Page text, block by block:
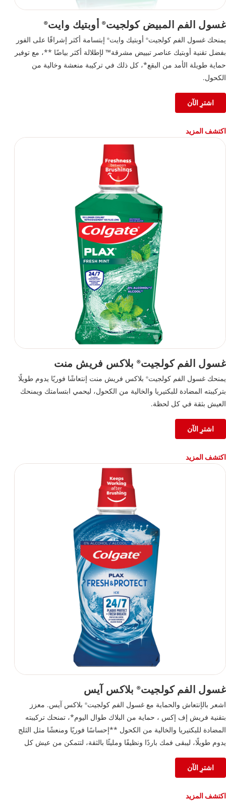
غسول الفم المبيض كولجيت®أوبتيك وايت®
يمنحك غسول الفم كولجيت® أوبتيك وايت® إبتسامة أكثر إشراقًا على الفور
بفضل تقنية أوبتيك عناصر تبييض مشرقة™ لإطلالة أكثر بياضًا **، مع توفير
حماية طويلة الأمد من البقع*، كل ذلك في تركيبة منعشة وخالية من
الكحول.
اشترِ الآن
اكتشف المزيد
غسول الفم كولجيت®بلاكس فريش منت
يمنحك غسول الفم كولجيت® بلاكس فريش منت إنتعاشًا فوريًا يدوم طويلًا
بتركيبته المضادة للبكتيريا والخالية من الكحول، ليحمي ابتسامتك ويمنحك
العيش بثقة في كل لحظة.
اشترِ الآن
اكتشف المزيد
غسول الفم كولجيت®بلاكس آيس
اشعر بالإنتعاش والحماية مع غسول الفم كولجيت® بلاكس آيس. معزز
بتقنية فريش إف إكس ، حماية من البلاك طوال اليوم*، تمنحك تركيبته
المضادة للبكتيريا والخالية من الكحول **إحساسًا فوريًا ومنعشًا مثل الثلج
يدوم طويلًا، ليبقى فمك باردًا ونظيفًا ومليئًا بالثقة، لتتمكن من عيش كل
اشترِ الآن
اكتشف المزيد